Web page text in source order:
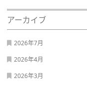
アーカイブ
2026年7月
2026年4月
2026年3月